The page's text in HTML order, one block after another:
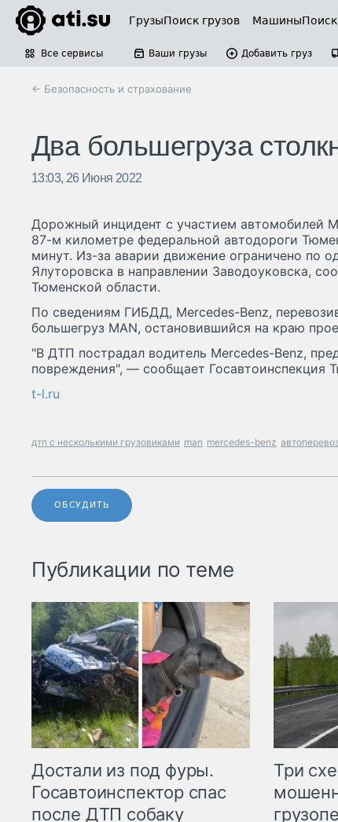
ГрузыПоиск грузов Машины
Все сервисы Ваши грузы Добавить груз
← Безопасность и страхование
Два большегруза
13:03, 26 Июня 2022
Дорожный инцидент с участием автомобилей
87-м километре федеральной автодороги
минут. Из-за аварии движение ограничено по
Ялуторовска в направлении Заводоуковска,
Тюменской области.
По сведениям ГИБДД, Mercedes-Benz,
большегруз MAN, остановившийся на краю
"В ДТП пострадал водитель Mercedes-Benz,
повреждения", — сообщает Госавтоинспекция
t-l.ru
дтп с несколькими грузовиками man mercedes-benz
ОБСУДИТЬ
Публикации по теме
Достали из под фуры.
Госавтоинспектор спас
после ДТП собаку
Три